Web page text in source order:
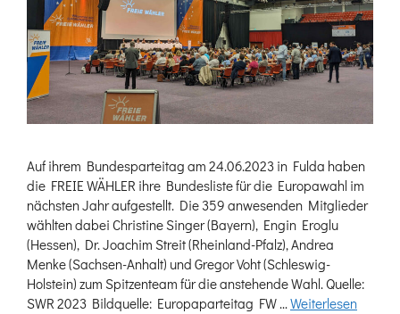
Auf ihrem Bundesparteitag am 24.06.2023 in Fulda haben
die FREIE WÄHLER ihre Bundesliste für die Europawahl im
nächsten Jahr aufgestellt. Die 359 anwesenden Mitglieder
wählten dabei Christine Singer (Bayern), Engin Eroglu
(Hessen), Dr. Joachim Streit (Rheinland-Pfalz), Andrea
Menke (Sachsen-Anhalt) und Gregor Voht (Schleswig-
Holstein) zum Spitzenteam für die anstehende Wahl. Quelle:
SWR 2023 Bildquelle: Europaparteitag FW …Weiterlesen